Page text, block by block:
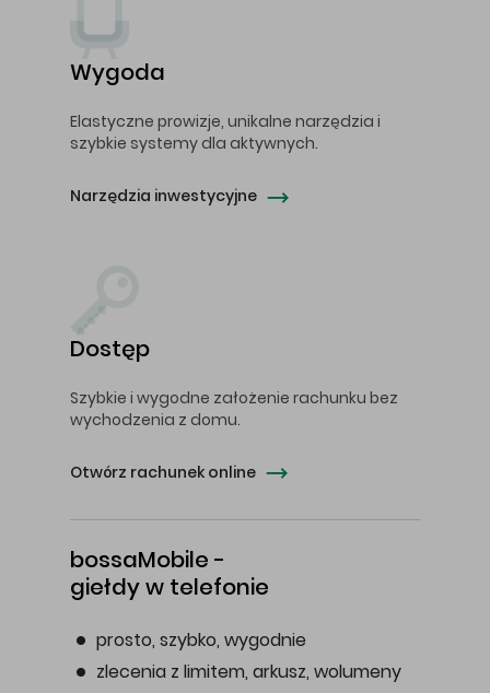
Wygoda
Elastyczne prowizje, unikalne narzędzia i
szybkie systemy dla aktywnych.
Narzędzia inwestycyjne
Dostęp
Szybkie i wygodne założenie rachunku bez
wychodzenia z domu.
Otwórz rachunek online
bossaMobile -
giełdy w telefonie
prosto, szybko, wygodnie
zlecenia z limitem, arkusz, wolumeny